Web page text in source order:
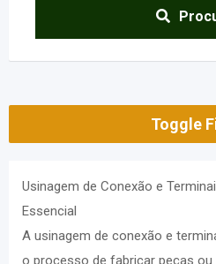
Toggle
Usinagem de Conexão e
Essencial
A usinagem de conexão e
o processo de fabricar peças